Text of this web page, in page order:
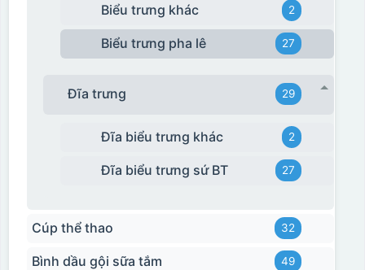
Biểu trưng khác 2
Biểu trưng pha lê 27
Đĩa trưng 29
Đĩa biểu trưng khác 2
Đĩa biểu trưng sứ BT 27
Cúp thể thao 32
Bình dầu gội sữa tắm 49